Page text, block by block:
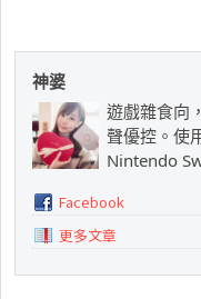
神婆
遊戲雜食向
聲優控。使
Nintendo
Facebook
更多文章